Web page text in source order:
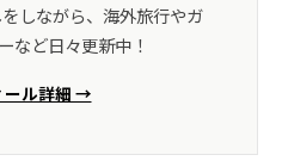
しながら、海外旅行やガ
など日々更新中！
ール詳細 →